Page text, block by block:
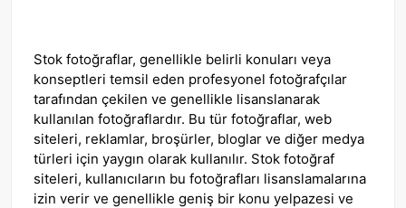
Stok fotoğraflar, genellikle belirli konuları veya
konseptleri temsil eden profesyonel fotoğrafçılar
tarafından çekilen ve genellikle lisanslanarak
kullanılan fotoğraflardır. Bu tür fotoğraflar, web
siteleri, reklamlar, broşürler, bloglar ve diğer medya
türleri için yaygın olarak kullanılır. Stok fotoğraf
siteleri, kullanıcıların bu fotoğrafları lisanslamalarına
izin verir ve genellikle geniş bir konu yelpazesi ve